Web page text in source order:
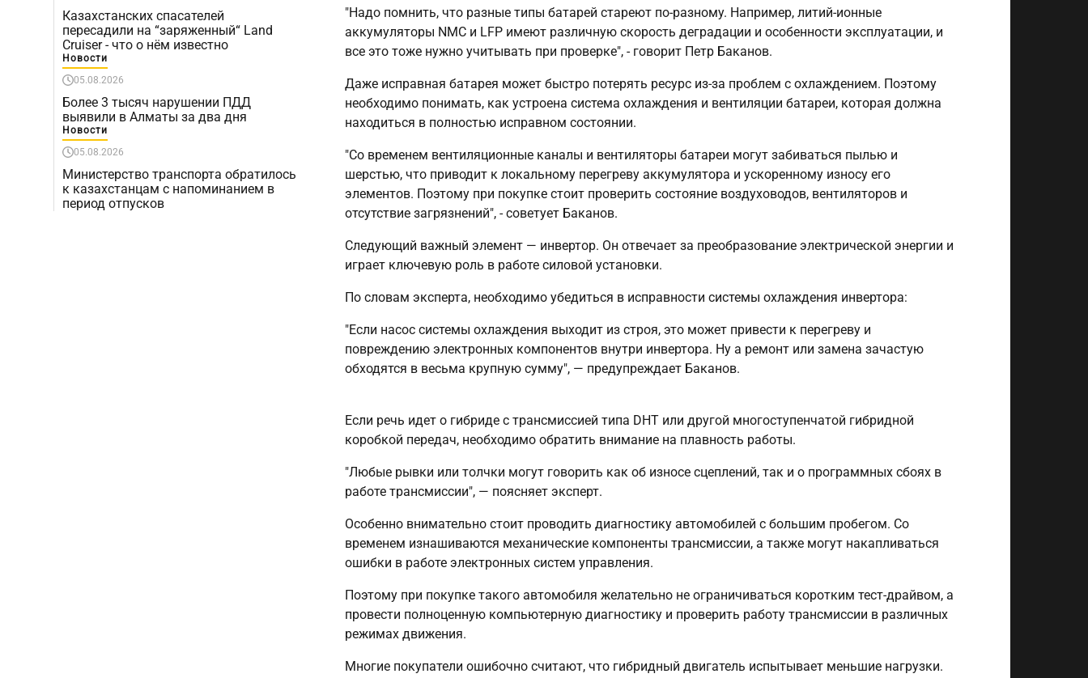
Казахстанских спасателей
пересадили на “заряженный“ Land
Cruiser - что о нём известно
Новости
05.08.2026
Более 3 тысяч нарушении ПДД
выявили в Алматы за два дня
Новости
05.08.2026
Министерство транспорта обратилось
к казахстанцам с напоминанием в
период отпусков
"Надо помнить, что разные типы батарей стареют по-разному. Например, литий-ионные
аккумуляторы NMC и LFP имеют различную скорость деградации и особенности эксплуатации, и
все это тоже нужно учитывать при проверке", - говорит Петр Баканов.
Даже исправная батарея может быстро потерять ресурс из-за проблем с охлаждением. Поэтому
необходимо понимать, как устроена система охлаждения и вентиляции батареи, которая должна
находиться в полностью исправном состоянии.
"Со временем вентиляционные каналы и вентиляторы батареи могут забиваться пылью и
шерстью, что приводит к локальному перегреву аккумулятора и ускоренному износу его
элементов. Поэтому при покупке стоит проверить состояние воздуховодов, вентиляторов и
отсутствие загрязнений", - советует Баканов.
Следующий важный элемент — инвертор. Он отвечает за преобразование электрической энергии и
играет ключевую роль в работе силовой установки.
По словам эксперта, необходимо убедиться в исправности системы охлаждения инвертора:
"Если насос системы охлаждения выходит из строя, это может привести к перегреву и
повреждению электронных компонентов внутри инвертора. Ну а ремонт или замена зачастую
обходятся в весьма крупную сумму", — предупреждает Баканов.
Если речь идет о гибриде с трансмиссией типа DHT или другой многоступенчатой гибридной
коробкой передач, необходимо обратить внимание на плавность работы.
"Любые рывки или толчки могут говорить как об износе сцеплений, так и о программных сбоях в
работе трансмиссии", — поясняет эксперт.
Особенно внимательно стоит проводить диагностику автомобилей с большим пробегом. Со
временем изнашиваются механические компоненты трансмиссии, а также могут накапливаться
ошибки в работе электронных систем управления.
Поэтому при покупке такого автомобиля желательно не ограничиваться коротким тест-драйвом, а
провести полноценную компьютерную диагностику и проверить работу трансмиссии в различных
режимах движения.
Многие покупатели ошибочно считают, что гибридный двигатель испытывает меньшие нагрузки.